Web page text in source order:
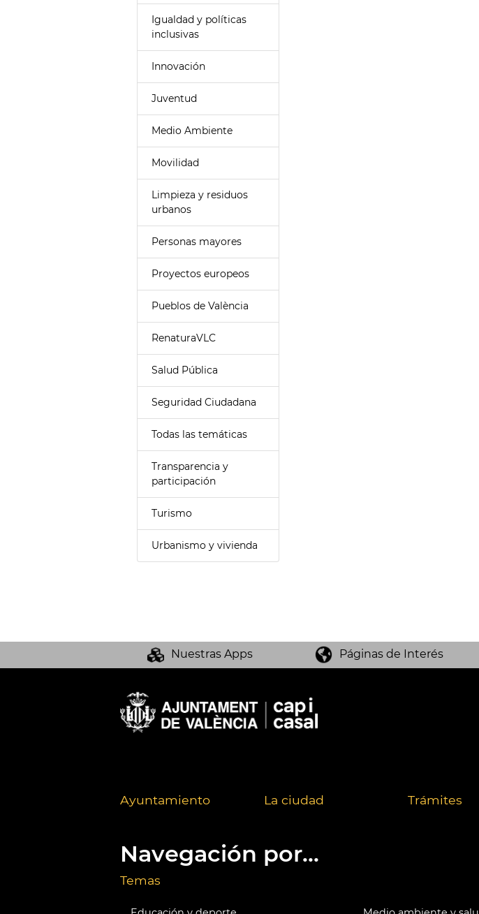
Igualdad y políticas
inclusivas
Innovación
Juventud
Medio Ambiente
Movilidad
Limpieza y residuos
urbanos
Personas mayores
Proyectos europeos
Pueblos de València
RenaturaVLC
Salud Pública
Seguridad Ciudadana
Todas las temáticas
Transparencia y
participación
Turismo
Urbanismo y vivienda
Nuestras Apps Páginas de Interés
Ayuntamiento La ciudad Trámites
Navegación por...
Temas